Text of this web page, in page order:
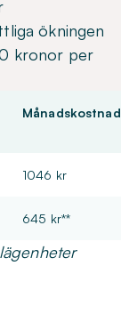
ökningen
kronor per
Månadskostnad
1046 kr
645 kr**